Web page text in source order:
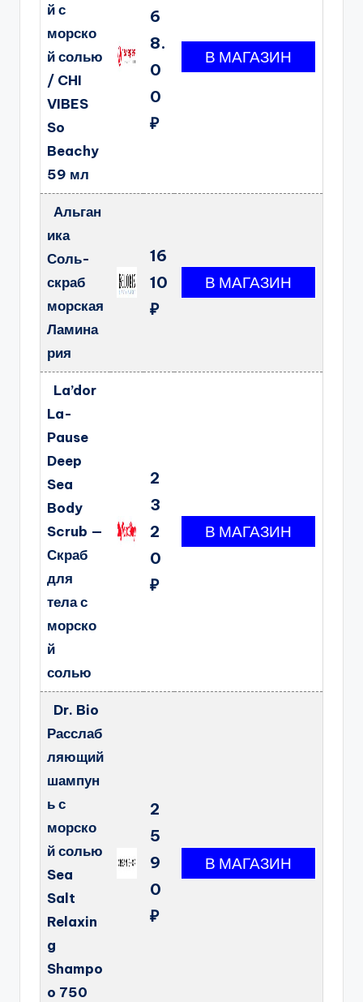
й с
морско
й солью
/ CHI
VIBES
So
Beachy
59 мл
6
8.
0
0
₽
Альган
ика
Соль-
скраб
морская
Ламина
рия
16
10
₽
La’dor
La-
Pause
Deep
Sea
Body
Scrub —
Скраб
для
тела с
морско
й
солью
2
3
2
0
₽
Dr. Bio
Расслаб
ляющий
шампун
ь с
морско
й солью
Sea
Salt
Relaxin
g
Shampo
o 750
2
5
9
0
₽